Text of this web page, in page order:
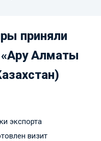
приняли
«Ару Алматы
экспорта
визит